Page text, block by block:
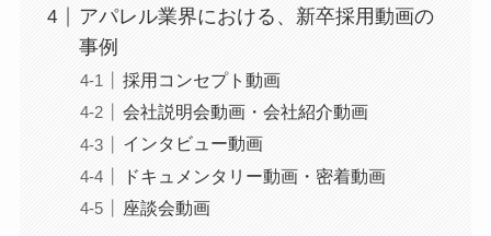
アパレル業界における、新卒採用動画の
事例
採用コンセプト動画
会社説明会動画・会社紹介動画
インタビュー動画
ドキュメンタリー動画・密着動画
座談会動画